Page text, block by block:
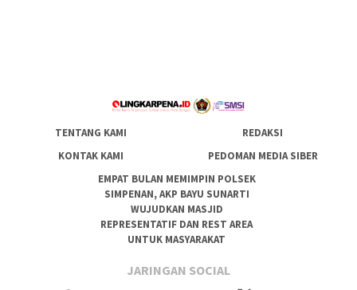
TENTANG KAMI
REDAKSI
KONTAK KAMI
PEDOMAN MEDIA SIBER
EMPAT BULAN MEMIMPIN POLSEK
SIMPENAN, AKP BAYU SUNARTI
WUJUDKAN MASJID
REPRESENTATIF DAN REST AREA
UNTUK MASYARAKAT
JARINGAN SOCIAL